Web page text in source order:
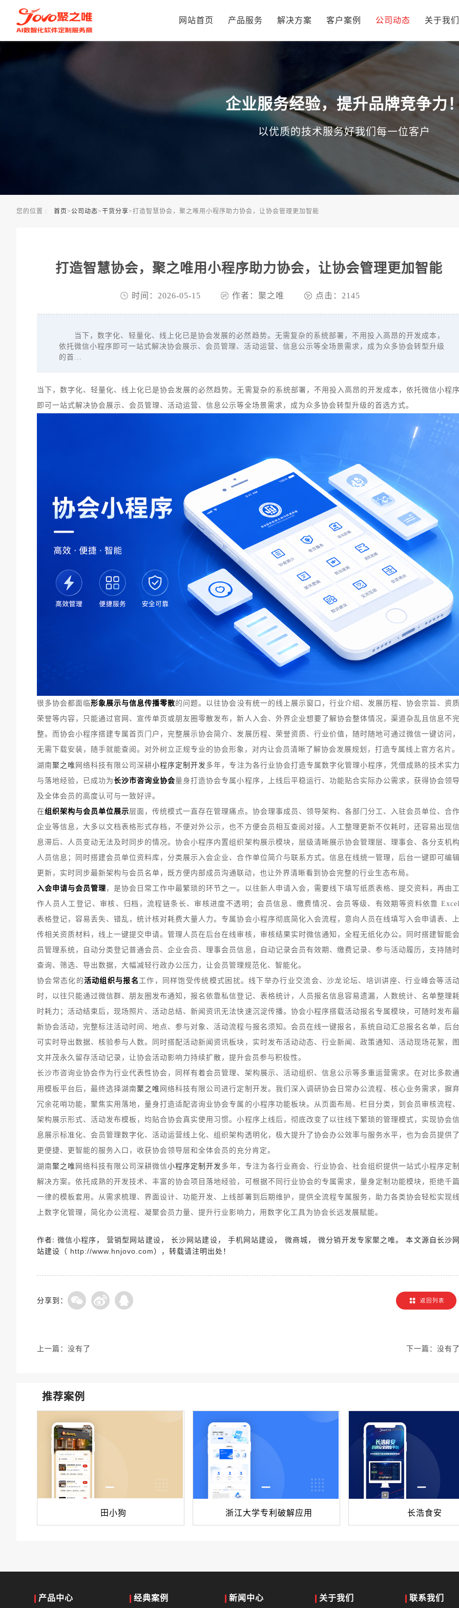
网站首页 产品服务 解决方案 客户案例 公司动态 关于我们
企业服务经验，提升品牌竞争力
以优质的技术服务好我们每一位客户
您的位置 : 首页>公司动态>干货分享>打造智慧协会，聚之唯用小程序助力协会，让协会管理更加智能
打造智慧协会，聚之唯用小程序助力协会，让协会管理更加智能
时间：2026-05-15 作者：聚之唯 点击：2145
当下，数字化、轻量化、线上化已是协会发展的必然趋势。无需复杂的系统部署，不用投入高昂的开发成本，
依托微信小程序即可一站式解决协会展示、会员管理、活动运营、信息公示等全场景需求，成为众多协会转型升级
的首...
当下，数字化、轻量化、线上化已是协会发展的必然趋势。无需复杂的系统部署，不用投入高昂的开发成本，依托微信小程序
即可一站式解决协会展示、会员管理、活动运营、信息公示等全场景需求，成为众多协会转型升级的首选方式。
很多协会都面临形象展示与信息传播零散的问题。以往协会没有统一的线上展示窗口，行业介绍、发展历程、协会宗旨、资质
荣誉等内容，只能通过官网、宣传单页或朋友圈零散发布，新人入会、外界企业想要了解协会整体情况，渠道杂乱且信息不完
整。而协会小程序搭建专属首页门户，完整展示协会简介、发展历程、荣誉资质、行业价值，随时随地可通过微信一键访问，
无需下载安装，随手就能查阅。对外树立正规专业的协会形象，对内让会员清晰了解协会发展规划，打造专属线上官方名片。
湖南聚之唯 网络科技有限公司深耕小程序定制开发 多年，专注为各行业协会打造专属数字化管理小程序，凭借成熟的技术实力
与落地经验，已成功为长沙市咨询业协会量身打造协会专属小程序，上线后平稳运行、功能贴合实际办公需求，获得协会领导
及全体会员的高度认可与一致好评。
在组织架构与会员单位展示层面，传统模式一直存在管理痛点。协会理事成员、领导架构、各部门分工、入驻会员单位、合作
企业等信息，大多以文档表格形式存档，不便对外公示，也不方便会员相互查阅对接。人工整理更新不仅耗时，还容易出现信
息滞后、人员变动无法及时同步的情况。协会小程序内置组织架构展示模块，层级清晰展示协会管理层、理事会、各分支机构
人员信息；同时搭建会员单位资料库，分类展示入会企业、合作单位简介与联系方式。信息在线统一管理，后台一键即可编辑
更新，实时同步最新架构与会员名单，既方便内部成员沟通联动，也让外界清晰看到协会完整的行业生态布局。
入会申请与会员管理 ，是协会日常工作中最繁琐的环节之一。以往新人申请入会，需要线下填写纸质表格、提交资料，再由工
作人员人工登记、审核、归档，流程链条长、审核进度不透明；会员信息、缴费情况、会员等级、有效期等资料依靠 Excel
表格登记，容易丢失、错乱，统计核对耗费大量人力。专属协会小程序彻底简化入会流程，意向人员在线填写入会申请表、上
传相关资质材料，线上一键提交申请。管理人员在后台在线审核，审核结果实时微信通知，全程无纸化办公。同时搭建智能会
员管理系统，自动分类登记普通会员、企业会员、理事会员信息，自动记录会员有效期、缴费记录、参与活动履历，支持随时
查询、筛选、导出数据，大幅减轻行政办公压力，让会员管理规范化、智能化。
协会常态化的活动组织与报名 工作，同样饱受传统模式困扰。线下举办行业交流会、沙龙论坛、培训讲座、行业峰会等活动
时，以往只能通过微信群、朋友圈发布通知，报名依靠私信登记、表格统计，人员报名信息容易遗漏，人数统计、名单整理耗
时耗力；活动结束后，现场照片、活动总结、新闻资讯无法快速沉淀传播。协会小程序搭载活动报名专属模块，可随时发布最
新协会活动，完整标注活动时间、地点、参与对象、活动流程与报名须知。会员在线一键报名，系统自动汇总报名名单，后台
可实时导出数据、核验参与人数。同时搭配活动新闻资讯板块，实时发布活动动态、行业新闻、政策通知、活动现场花絮，图
文并茂永久留存活动记录，让协会活动影响力持续扩散，提升会员参与积极性。
长沙市咨询业协会作为行业代表性协会，同样有着会员管理、架构展示、活动组织、信息公示等多重运营需求。在对比多款通
用模板平台后，最终选择湖南聚之唯 网络科技有限公司进行定制开发。我们深入调研协会日常办公流程、核心业务需求，摒弃
冗余花哨功能，聚焦实用落地，量身打造适配咨询业协会专属的小程序功能板块。从页面布局、栏目分类，到会员审核流程、
架构展示形式、活动发布模板，均贴合协会真实使用习惯。小程序上线后，彻底改变了以往线下繁琐的管理模式，实现协会信
息展示标准化、会员管理数字化、活动运营线上化、组织架构透明化，极大提升了协会办公效率与服务水平，也为会员提供了
更便捷、更智能的服务入口，收获协会领导层和全体会员的充分肯定。
湖南聚之唯 网络科技有限公司深耕微信小程序定制开发 多年，专注为各行业商会、行业协会、社会组织提供一站式小程序定制
解决方案。依托成熟的开发技术、丰富的协会项目落地经验，可根据不同行业协会的专属需求，量身定制功能模块，拒绝千篇
一律的模板套用。从需求梳理、界面设计、功能开发、上线部署到后期维护，提供全流程专属服务，助力各类协会轻松实现线
上数字化管理，简化办公流程、凝聚会员力量、提升行业影响力，用数字化工具为协会长远发展赋能。
作者:微信小程序，营销型网站建设，长沙网站建设， 手机网站建设， 微商城，微分销开发专家聚之唯。 本文源自长沙网
站建设（ http://www.hnjovo.com），转载请注明出处！
分享到： 返回列表
上一篇： 没有了 下一篇： 没有了
推荐案例
田小狗 浙江大学专利破解应用 长浩食安
产品中心 经典案例 新闻中心 关于我们 联系我们